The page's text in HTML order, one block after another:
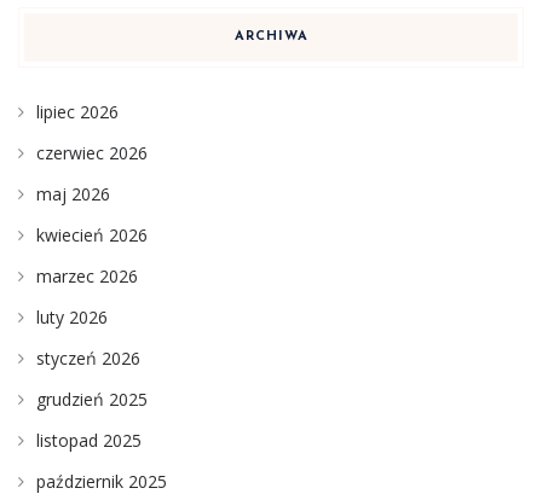
ARCHIWA
lipiec 2026
czerwiec 2026
maj 2026
kwiecień 2026
marzec 2026
luty 2026
styczeń 2026
grudzień 2025
listopad 2025
październik 2025